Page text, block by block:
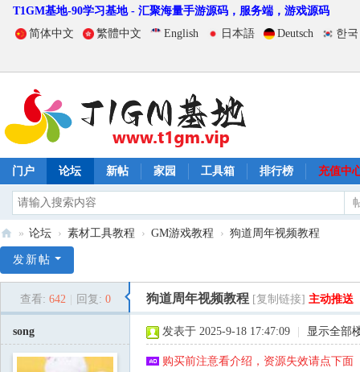
T1GM基地-90学习基地 - 汇聚海量手游源码，服务端，游戏源码
简体中文
繁體中文 English 日本語 Deutsch 한
门户 论坛 新帖 家园 工具箱 排行榜 充值中
1
» 论坛 › 素材工具教程 › GM游戏教程 › 狗道周年视频教程
发新帖
查看: 642 回复: 0 狗道周年视频教程 [复制链接] 主动推送
song 发表于 2025-9-18 17:47:09 显示全部
购买前注意看介绍，资源失效请点下